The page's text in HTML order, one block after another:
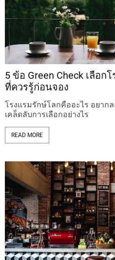
5 ข้อ Green Check เลือก
ที่ควรรู้ก่อนจอง
โรงแรมรักษ์โลกคืออะไร อยาก
เคล็ดลับการเลือกอย่างไร
READ MORE